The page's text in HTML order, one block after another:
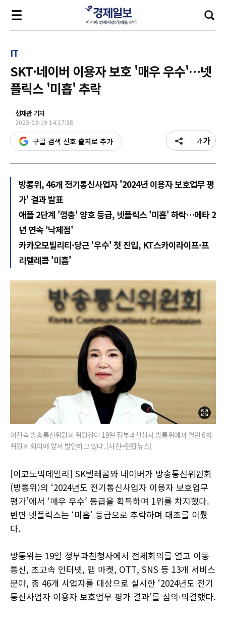
IT
SKT·네이버 이용자 보호 '매우 우수'…넷
플릭스 '미흡' 추락
선재관기자
2025-03-19 14:17:38
구글 검색 선호 출처로 추가
방통위, 46개 전기통신사업자 '2024년 이용자 보호업무 평
가' 결과 발표
애플 2단계 '껑충' 양호 등급, 넷플릭스 '미흡' 하락…메타 2
년 연속 '낙제점'
카카오모빌리티·당근 '우수' 첫 진입, KT스카이라이프·프
리텔레콤 '미흡'
이진숙 방송통신위원회 위원장이 19일 정부과천청사 방통위에서 열린 6차
위원회 회의에 앞서 발언하고 있다. [사진=연합뉴스]
[이코노믹데일리] SK텔레콤와 네이버가 방송통신위원회
(방통위)의 ‘2024년도 전기통신사업자 이용자 보호업무
평가’에서 ‘매우 우수’ 등급을 획득하며 1위를 차지했다.
반면 넷플릭스는 ‘미흡’ 등급으로 추락하며 대조를 이뤘
다.
방통위는 19일 정부과천청사에서 전체회의를 열고 이동
통신, 초고속 인터넷, 앱 마켓, OTT, SNS 등 13개 서비스
분야, 총 46개 사업자를 대상으로 실시한 ‘2024년도 전기
통신사업자 이용자 보호업무 평가 결과’를 심의·의결했다.